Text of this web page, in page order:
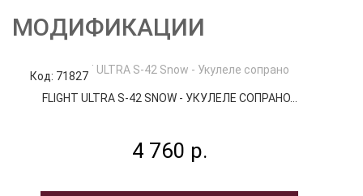
МОДИФИКАЦИИ
Код: 71827
FLIGHT ULTRA S-42 SNOW - УКУЛЕЛЕ СОПРАНО...
4 760 р.